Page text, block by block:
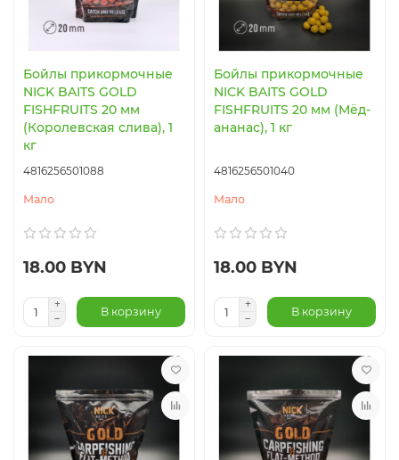
Бойлы прикормочные
NICK BAITS GOLD
FISHFRUITS 20 мм
(Королевская слива), 1
кг
4816256501088
Мало
18.00 BYN
В корзину
Бойлы прикормочные
NICK BAITS GOLD
FISHFRUITS 20 мм (Мёд-
ананас), 1 кг
4816256501040
Мало
18.00 BYN
В корзину